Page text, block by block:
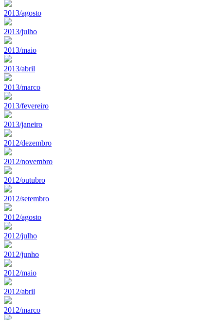
2013/agosto
2013/julho
2013/maio
2013/abril
2013/marco
2013/fevereiro
2013/janeiro
2012/dezembro
2012/novembro
2012/outubro
2012/setembro
2012/agosto
2012/julho
2012/junho
2012/maio
2012/abril
2012/marco